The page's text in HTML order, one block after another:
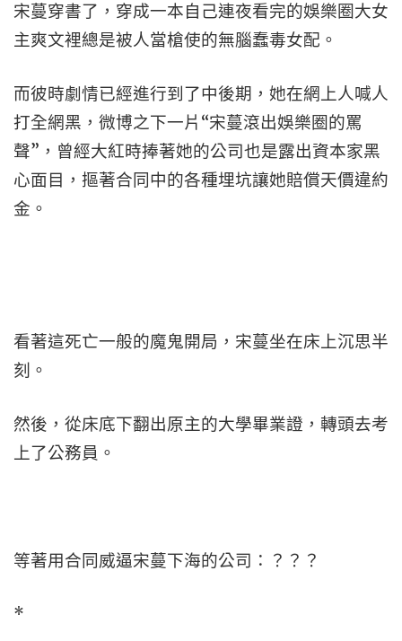
宋蔓穿書了，穿成一本自己連夜看完的娛樂圈大女
主爽文裡總是被人當槍使的無腦蠢毒女配。
而彼時劇情已經進行到了中後期，她在網上人喊人
打全網黑，微博之下一片“宋蔓滾出娛樂圈的罵
聲”，曾經大紅時捧著她的公司也是露出資本家黑
心面目，摳著合同中的各種埋坑讓她賠償天價違約
金。
看著這死亡一般的魔鬼開局，宋蔓坐在床上沉思半
刻。
然後，從床底下翻出原主的大學畢業證，轉頭去考
上了公務員。
等著用合同威逼宋蔓下海的公司：？？？
*